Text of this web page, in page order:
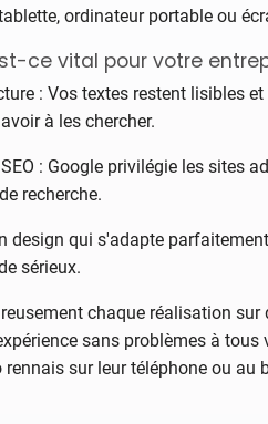
ordinateur portable ou
ce vital pour votre
: Vos textes restent lisibles
à les chercher.
: Google privilégie les sites
recherche.
design qui s'adapte
sérieux.
chaque réalisation
sans problèmes à
sur leur téléphone ou au